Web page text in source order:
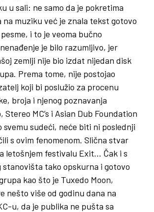
u sali: ne samo da je pokretima
na muziku već je znala tekst gotovo
i to je veoma bučno
je bilo razumljivo, jer
zemlji nije bio izdat nijedan disk
Prema tome, nije postojao
koji bi poslužio za procenu
broja i njenog poznavanja
Stereo MC’s i Asian Dub Foundation
svemu sudeći, neće biti ni poslednji
s ovim fenomenom. Slična stvar
letošnjem festivalu Exit… Čak i s
stanovišta tako opskurna i gotovo
kao što je Tuxedo Moon,
nešto više od godinu dana na
u, da je publika ne pušta sa